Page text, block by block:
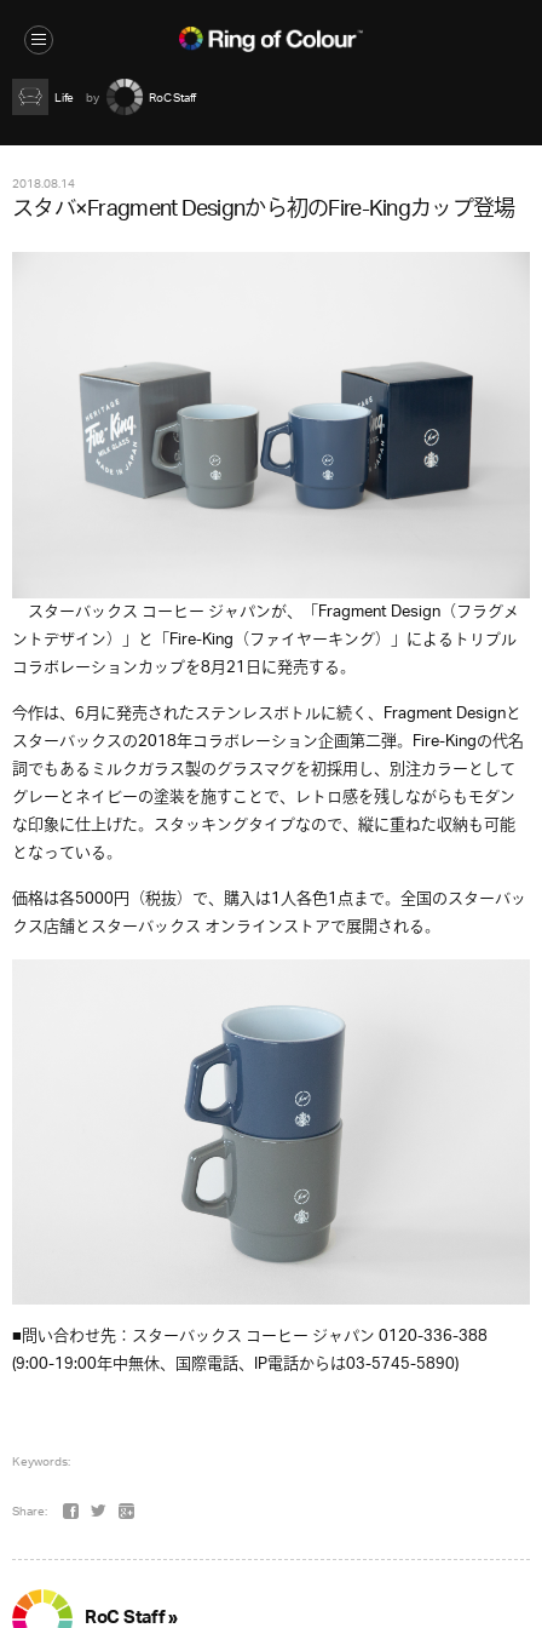
Life RoC Staff
2018.08.14
スタバ×Fragment Designから初のFire-Kingカップ登場
スターバックス コーヒー ジャパンが、「Fragment Design（フラグメ
ントデザイン）」と「Fire-King（ファイヤーキング）」によるトリプル
コラボレーションカップを8月21日に発売する。
今作は、6月に発売されたステンレスボトルに続く、Fragment Designと
スターバックスの2018年コラボレーション企画第二弾。Fire-Kingの代名
詞でもあるミルクガラス製のグラスマグを初採用し、別注カラーとして
グレーとネイビーの塗装を施すことで、レトロ感を残しながらもモダン
な印象に仕上げた。スタッキングタイプなので、縦に重ねた収納も可能
となっている。
価格は各5000円（税抜）で、購入は1人各色1点まで。全国のスターバッ
クス店舗とスターバックス オンラインストアで展開される。
■問い合わせ先：スターバックス コーヒー ジャパン 0120-336-388
(9:00-19:00年中無休、国際電話、IP電話からは03-5745-5890)
Keywords:
Share:
RoC Staff »